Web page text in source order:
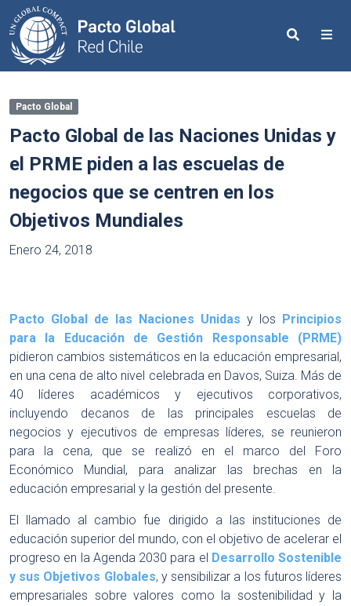
Search
Pacto Global
Pacto Global de las Naciones Unidas y
el PRME piden a las escuelas de
negocios que se centren en los
Objetivos Mundiales
Enero 24, 2018
Pacto Global de las Naciones Unidas y los Principios
para la Educación de Gestión Responsable (PRME)
pidieron cambios sistemáticos en la educación empresarial,
en una cena de alto nivel celebrada en Davos, Suiza. Más de
40 líderes académicos y ejecutivos corporativos,
incluyendo decanos de las principales escuelas de
negocios y ejecutivos de empresas líderes, se reunieron
para la cena, que se realizó en el marco del Foro
Económico Mundial, para analizar las brechas en la
educación empresarial y la gestión del presente.
El llamado al cambio fue dirigido a las instituciones de
educación superior del mundo, con el objetivo de acelerar el
progreso en la Agenda 2030 para el Desarrollo Sostenible
y sus Objetivos Globales, y sensibilizar a los futuros líderes
empresariales sobre valores como la sostenibilidad y la